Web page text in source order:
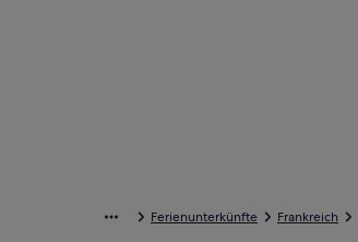
Ferienunterkünfte Frankreich